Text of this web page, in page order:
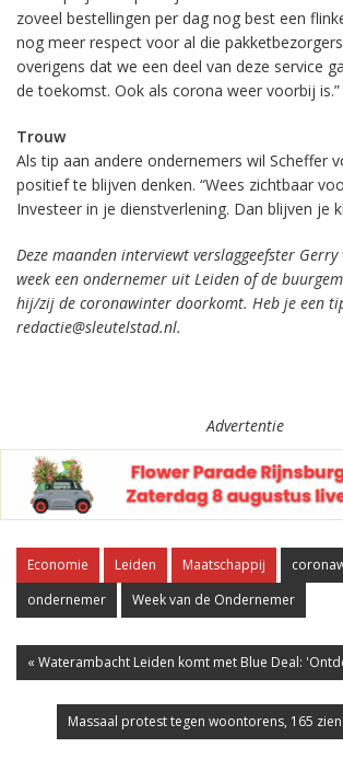
zoveel bestellingen per dag nog best een
nog meer respect voor al die
overigens dat we een deel van deze service
de toekomst. Ook als corona weer voorbij is.”
Trouw
Als tip aan andere ondernemers wil Scheffer
positief te blijven denken. “Wees zichtbaar
Investeer in je dienstverlening. Dan blijven je
Deze maanden interviewt verslaggeefster Gerry
week een ondernemer uit Leiden of de
hij/zij de coronawinter doorkomt. Heb je een
redactie@sleutelstad.nl.
Advertentie
Economie Leiden Maatschappij
ondernemer
Week van de Ondernemer
« Waterambacht Leiden komt met Blue Deal:
Massaal protest tegen woontorens, 165